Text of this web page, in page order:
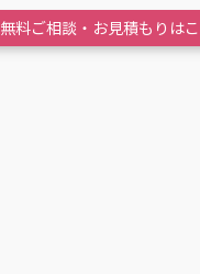
無料ご相談・お見積もりは